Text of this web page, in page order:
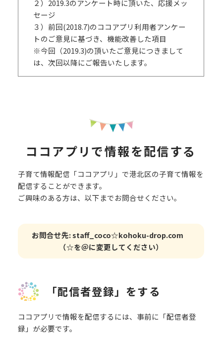
２）2019.3のアンケート時に頂いた、応援メッ
セージ
３）前回(2018.7)のココアプリ利用者アンケー
トのご意見に基づき、機能改善した項目
※今回（2019.3)の頂いたご意見につきまして
は、次回以降にご報告いたします。
ココアプリで情報を配信する
子育て情報配信「ココアプリ」で港北区の子育て情報を
配信することができます。
ご興味のある方は、以下までお問合せください。
お問合せ先: staff_coco☆kohoku-drop.com
（☆を＠に変更してください）
「配信者登録」をする
ココアプリで情報を配信するには、事前に「配信者登
録」が必要です。